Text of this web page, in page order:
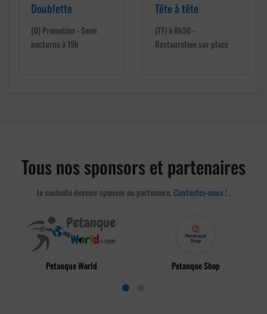
Doublette
(D) Promotion - Semi
nocturne à 19h
Tête à tête
(TT) à 8h30 -
Restauration sur place
Tous nos sponsors et partenaires
Je souhaite devenir sponsor ou partenaire, Contactez-nous !.
Petanque World Petanque Shop